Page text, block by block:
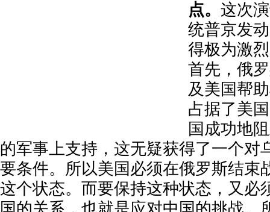
点。 这次
统普京发
得极为激
首先，俄
及美国帮
占据了美
国成功地
的军事上支持，这无疑获得了一个对
要条件。所以美国必须在俄罗斯结束
这个状态。而要保持这种状态，又必
国的关系，也就是应对中国的挑战。